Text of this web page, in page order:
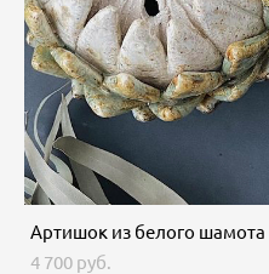
Артишок из белого шамота
4 700 pуб.